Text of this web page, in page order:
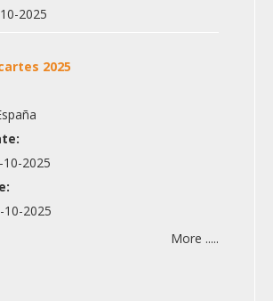
2025
2025
2025
10-2025
More .....